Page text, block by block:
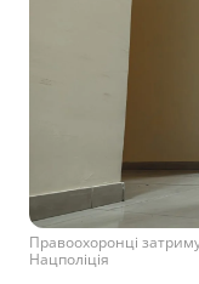
Правоохоронці
Нацполіція